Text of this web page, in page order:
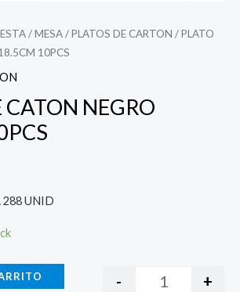
/MESA/PLATOS DE CARTON / PLATO
10PCS
CATON NEGRO
288 UNID
- +